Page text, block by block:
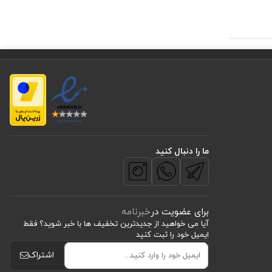
ما را دنبال کنید
برای عضویت درخبرنامه
آیا می خواهید از جدید‌ترین تخفیف‌ ها با‌ خبر شوید؟ فقط
ایمیل خود را ثبت کنید
اشتراک